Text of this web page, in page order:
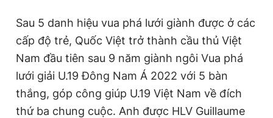
Sau 5 danh hiệu vua phá lưới giành được ở các
cấp độ trẻ, Quốc Việt trở thành cầu thủ Việt
Nam đầu tiên sau 9 năm giành ngôi Vua phá
lưới giải U.19 Đông Nam Á 2022 với 5 bàn
thắng, góp công giúp U.19 Việt Nam về đích
thứ ba chung cuộc. Anh được HLV Guillaume